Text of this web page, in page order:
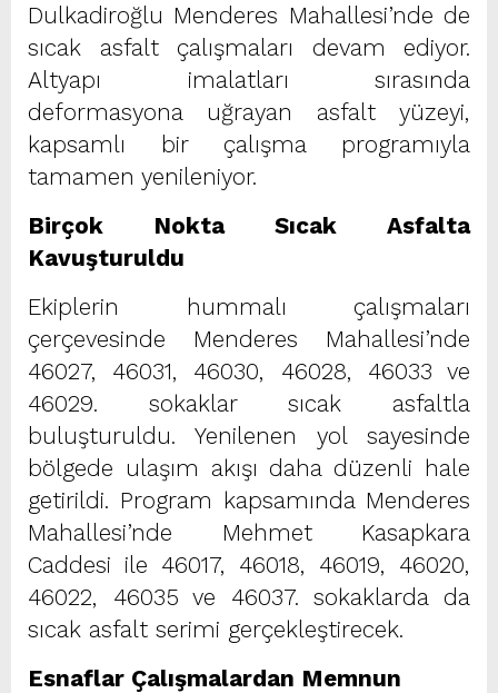
Dulkadiroğlu Menderes Mahallesi’nde de
sıcak asfalt çalışmaları devam ediyor.
Altyapı imalatları sırasında
deformasyona uğrayan asfalt yüzeyi,
kapsamlı bir çalışma programıyla
tamamen yenileniyor.
Birçok Nokta Sıcak Asfalta
Kavuşturuldu
Ekiplerin hummalı çalışmaları
çerçevesinde Menderes Mahallesi’nde
46027, 46031, 46030, 46028, 46033 ve
46029. sokaklar sıcak asfaltla
buluşturuldu. Yenilenen yol sayesinde
bölgede ulaşım akışı daha düzenli hale
getirildi. Program kapsamında Menderes
Mahallesi’nde Mehmet Kasapkara
Caddesi ile 46017, 46018, 46019, 46020,
46022, 46035 ve 46037. sokaklarda da
sıcak asfalt serimi gerçekleştirecek.
Esnaflar Çalışmalardan Memnun